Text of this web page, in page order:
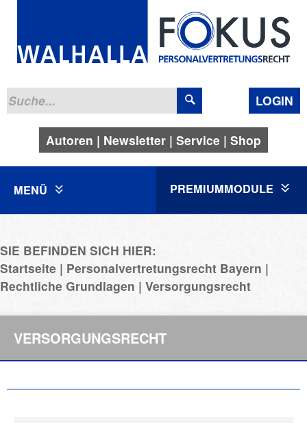
LOGIN
Autoren Newsletter Service Shop
MENÜ PREMIUMMODULE
SIE BEFINDEN SICH HIER:
Startseite
Personalvertretungsrecht Bayern
Rechtliche Grundlagen
Versorgungsrecht
VERSORGUNGSRECHT